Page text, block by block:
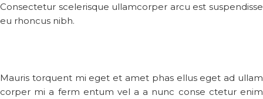
Consectetur scelerisque ullamcorper arcu est suspendisse
eu rhoncus nibh.
Mauris torquent mi eget et amet phas ellus eget ad ullam
corper mi a ferm entum vel a a nunc conse ctetur enim